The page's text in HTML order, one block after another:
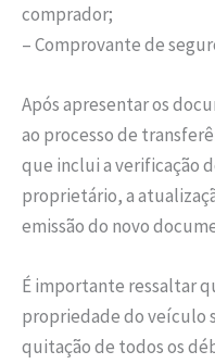
comprador;
– Comprovante de
Após apresentar os
ao processo de
que inclui a verificação
proprietário, a
emissão do novo
É importante ressaltar
propriedade do veículo
quitação de todos os